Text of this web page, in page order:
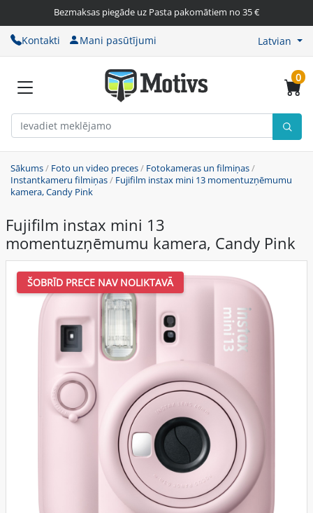
Bezmaksas piegāde uz Pasta pakomātiem no 35 €
Kontakti Mani pasūtījumi Latvian
0
Sākums/ Foto un video preces/ Fotokameras un filmiņas/
Instantkameru filmiņas/ Fujifilm instax mini 13 momentuzņēmumu
kamera, Candy Pink
Fujifilm instax mini 13
momentuzņēmumu kamera, Candy Pink
ŠOBRĪD PRECE NAV NOLIKTAVĀ